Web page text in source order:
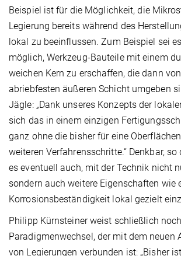
Beispiel ist für die Möglichkeit, die
Legierung bereits während des
lokal zu beeinflussen. Zum Beispiel sei
möglich, Werkzeug-Bauteile mit einem
weichen Kern zu erschaffen, die dann
abriebfesten äußeren Schicht umgeben
Jägle: „Dank unseres Konzepts der
sich das in einem einzigen
ganz ohne die bisher für eine
weiteren Verfahrensschritte.“ Denkbar, so
es eventuell auch, mit der Technik nicht
sondern auch weitere Eigenschaften wie
Korrosionsbeständigkeit lokal gezielt
Philipp Kürnsteiner weist schließlich
Paradigmenwechsel, der mit dem neuen
von Legierungen verbunden ist: „Bisher